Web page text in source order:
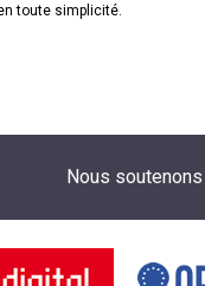
toute simplicité.
Nous